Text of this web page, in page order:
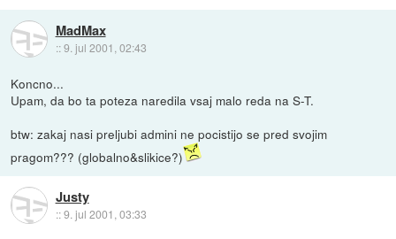
MadMax
::9. jul 2001, 02:43
Koncno...
Upam, da bo ta poteza naredila vsaj malo reda na S-T.
btw: zakaj nasi preljubi admini ne pocistijo se pred svojim
pragom??? (globalno&slikice?)
Justy
::9. jul 2001, 03:33